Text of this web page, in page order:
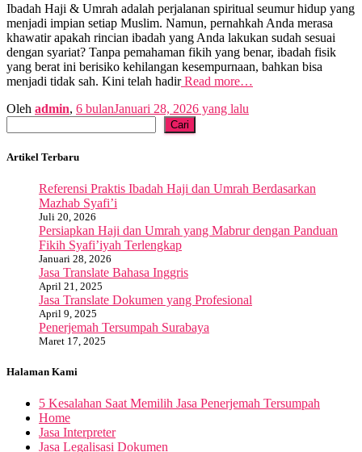
Ibadah Haji & Umrah adalah perjalanan spiritual seumur hidup yang
menjadi impian setiap Muslim. Namun, pernahkah Anda merasa
khawatir apakah rincian ibadah yang Anda lakukan sudah sesuai
dengan syariat? Tanpa pemahaman fikih yang benar, ibadah fisik
yang berat ini berisiko kehilangan kesempurnaan, bahkan bisa
menjadi tidak sah. Kini telah hadirRead more…
Oleh admin, 6 bulanJanuari 28, 2026 yang lalu
Cari
Artikel Terbaru
Referensi Praktis Ibadah Haji dan Umrah Berdasarkan
Mazhab Syafi’i
Juli 20, 2026
Persiapkan Haji dan Umrah yang Mabrur dengan Panduan
Fikih Syafi’iyah Terlengkap
Januari 28, 2026
Jasa Translate Bahasa Inggris
April 21, 2025
Jasa Translate Dokumen yang Profesional
April 9, 2025
Penerjemah Tersumpah Surabaya
Maret 17, 2025
Halaman Kami
5 Kesalahan Saat Memilih Jasa Penerjemah Tersumpah
Home
Jasa Interpreter
Jasa Legalisasi Dokumen